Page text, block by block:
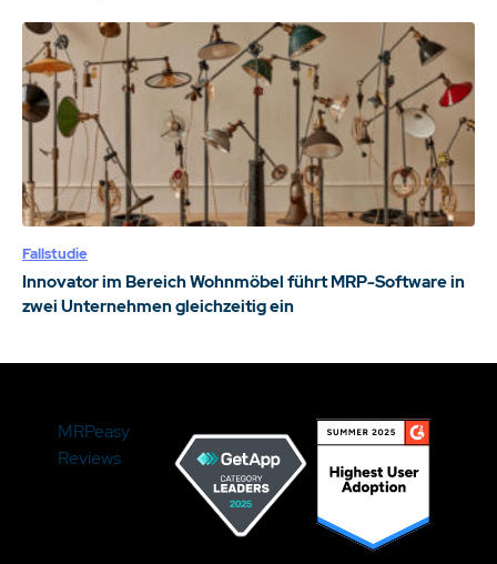
Fallstudie
Innovator im Bereich Wohnmöbel führt MRP-Software in
zwei Unternehmen gleichzeitig ein
MRPeasy
Reviews